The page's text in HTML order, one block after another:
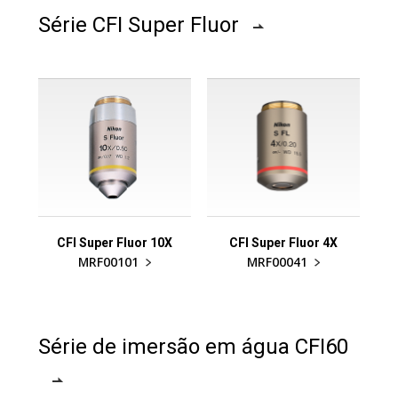
Série CFI Super Fluor
CFI Super Fluor 10X
MRF00101
CFI Super Fluor 4X
MRF00041
Série de imersão em água CFI60